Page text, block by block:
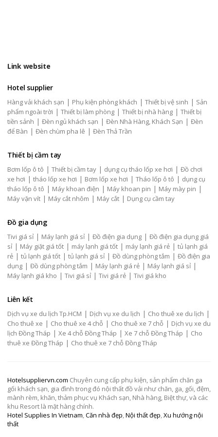
Link website
Hotel supplier
Hàng vải khách sạn | Phụ kiện phòng khách | Thiết bị vệ sinh | Sản
phẩm ngoài trời | Thiết bị làm phòng | Thiết bị nhà hàng | Thiết bị
tiền sảnh | Đèn ngủ khách sạn | Đèn Nhà Hàng, Khách Sạn | Đèn
để Bàn | Đèn chùm pha lê | Đèn Thả Trần
Thiết bị cầm tay
Bơm lốp ô tô | Thiết bị cầm tay | dụng cụ tháo lốp xe hơi | Đồ chơi
xe hơi | tháo lốp xe hơi | Bơm lốp xe hơi | Tháo lốp ô tô | dụng cụ
tháo lốp ô tô | Máy khoan điện | Máy khoan pin | Máy mày pin |
Máy vặn vít | Máy cắt nhôm | Máy cắt | Dụng cụ cầm tay
Đồ gia dụng
Tivi giá sỉ | Máy lạnh giá sỉ | Đồ điện gia dụng | Đồ điện gia dụng giá
sỉ | Máy giặt giá tốt | máy lạnh giá tốt | máy lạnh giá rẻ | tủ lạnh giá
rẻ | tủ lạnh giá tốt | tủ lạnh giá sỉ | Đồ dùng phòng tắm | Đồ điện gia
dụng | Đồ dùng phòng tắm | Máy lạnh giá rẻ | Máy lạnh giá sỉ |
Máy lạnh giá kho | Tivi giá sỉ | Tivi giá rẻ | Tivi giá kho
Liên kết
Dịch vụ xe du lịch Tp.HCM | Dịch vụ xe du lịch | Cho thuê xe du lịch |
Cho thuê xe | Cho thuê xe 4 chỗ | Cho thuê xe 7 chỗ | Dịch vụ xe du
lịch Đồng Tháp | Xe 4 chỗ Đồng Tháp | Xe 7 chỗ Đồng Tháp | Cho
thuê xe Đồng Tháp | Cho thuê xe 7 chỗ Đồng Tháp
Hotelsuppliervn.com Chuyên cung cấp phụ kiện, sản phẩm chăn ga
gối khách sạn, gia đình trong đó nội thất đồ vải như chăn, ga, gối, đệm,
mành rèm, khăn, thảm phục vụ Khách sạn, Nhà hàng, Biệt thự, và các
khu Resort là mặt hàng chính.
Hotel Supplies In Vietnam,Căn nhà đẹp,Nội thất đẹp,Xu hướng nội
thất